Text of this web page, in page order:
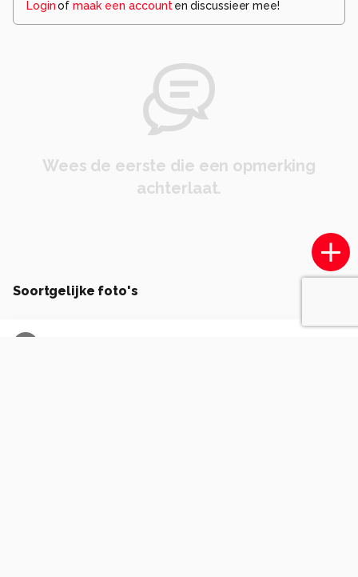
Loginof maak een account en discussieer mee!
Wees de eerste die een opmerking
achterlaat.
Soortgelijke foto's